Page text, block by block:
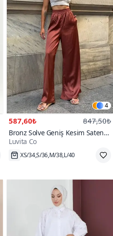
4
587,60₺ 847,50₺
Bronz Solve Geniş Kesim Saten
Pantolon
Luvita Co
XS/34,S/36,M/38,L/40